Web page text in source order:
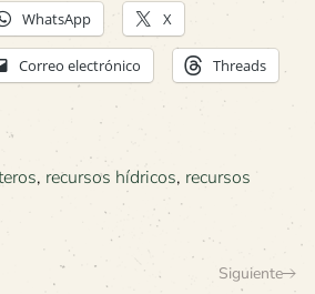
WhatsApp X
Correo electrónico Threads
, recursos hídricos, recursos
Siguiente